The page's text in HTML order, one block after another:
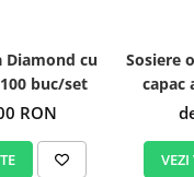
Diamond cu
buc/set
RON
Sosiere
capac